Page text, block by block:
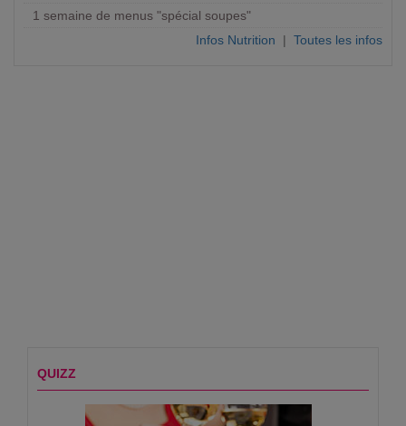
1 semaine de menus "spécial soupes"
Infos Nutrition | Toutes les infos
QUIZZ